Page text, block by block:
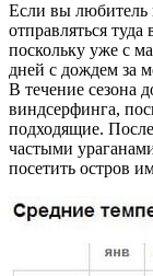
Если вы любитель
отправляться
поскольку уже с
дней с дождем за
В течение сезона
виндсерфинга,
подходящие.
частыми
посетить остров